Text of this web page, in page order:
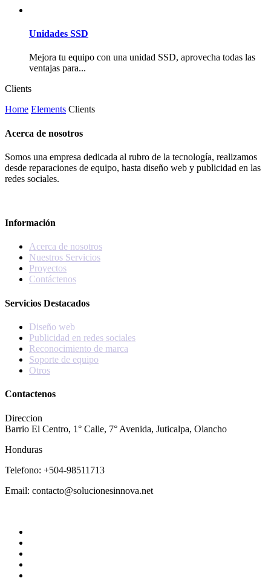
Unidades SSD
Mejora tu equipo con una unidad SSD, aprovecha todas las
ventajas para...
Clients
Home Elements Clients
Acerca de nosotros
Somos una empresa dedicada al rubro de la tecnología, realizamos
desde reparaciones de equipo, hasta diseño web y publicidad en las
redes sociales.
Información
Acerca de nosotros
Nuestros Servicios
Proyectos
Contáctenos
Servicios Destacados
Diseño web
Publicidad en redes sociales
Reconocimiento de marca
Soporte de equipo
Otros
Contactenos
Direccion
Barrio El Centro, 1° Calle, 7° Avenida, Juticalpa, Olancho
Honduras
Telefono: +504-98511713
Email: contacto@solucionesinnova.net